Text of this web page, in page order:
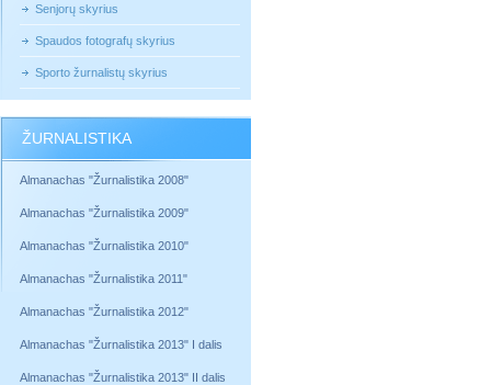
Senjorų skyrius
Spaudos fotografų skyrius
Sporto žurnalistų skyrius
ŽURNALISTIKA
Almanachas "Žurnalistika 2008"
Almanachas "Žurnalistika 2009"
Almanachas "Žurnalistika 2010"
Almanachas "Žurnalistika 2011"
Almanachas "Žurnalistika 2012"
Almanachas "Žurnalistika 2013" I dalis
Almanachas "Žurnalistika 2013" II dalis